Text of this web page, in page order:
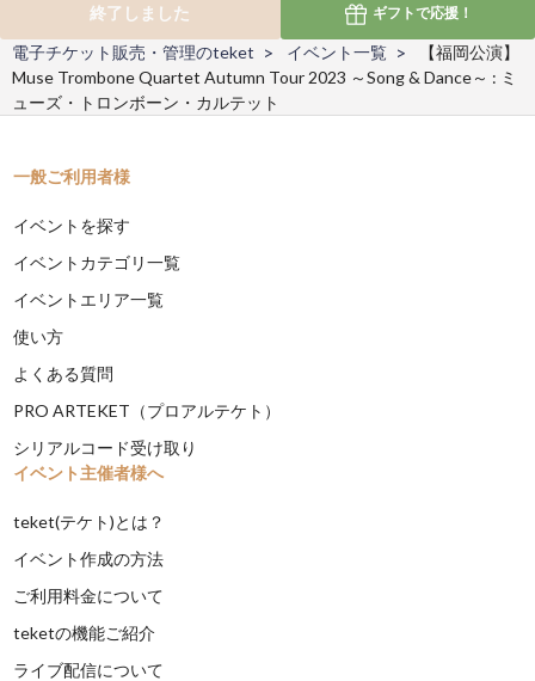
終了しました
ギフトで応援！
電子チケット販売・管理のteket イベント一覧
【福岡公演】
Muse Trombone Quartet Autumn Tour 2023 ～Song & Dance～ : ミ
ューズ・トロンボーン・カルテット
一般ご利用者様
イベントを探す
イベントカテゴリ一覧
イベントエリア一覧
使い方
よくある質問
PRO ARTEKET（プロアルテケト）
シリアルコード受け取り
イベント主催者様へ
teket(テケト)とは？
イベント作成の方法
ご利用料金について
teketの機能ご紹介
ライブ配信について